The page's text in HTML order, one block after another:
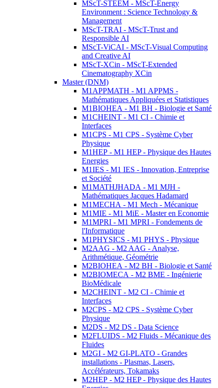
MScT-STEEM - MScT-Energy
Environment : Science Technology &
Management
MScT-TRAI - MScT-Trust and
Responsible AI
MScT-ViCAI - MScT-Visual Computing
and Creative AI
MScT-XCin - MScT-Extended
Cinematography XCin
Master (DNM)
M1APPMATH - M1 APPMS -
Mathématiques Appliquées et Statistiques
M1BIOHEA - M1 BH - Biologie et Santé
M1CHEINT - M1 CI - Chimie et
Interfaces
M1CPS - M1 CPS - Système Cyber
Physique
M1HEP - M1 HEP - Physique des Hautes
Energies
M1IES - M1 IES - Innovation, Entreprise
et Société
M1MATHJHADA - M1 MJH -
Mathématiques Jacques Hadamard
M1MECHA - M1 Mech - Mécanique
M1MIE - M1 MiE - Master en Economie
M1MPRI - M1 MPRI - Fondements de
l'Informatique
M1PHYSICS - M1 PHYS - Physique
M2AAG - M2 AAG - Analyse,
Arithmétique, Géométrie
M2BIOHEA - M2 BH - Biologie et Santé
M2BIOMECA - M2 BME - Ingénierie
BioMédicale
M2CHEINT - M2 CI - Chimie et
Interfaces
M2CPS - M2 CPS - Système Cyber
Physique
M2DS - M2 DS - Data Science
M2FLUIDS - M2 Fluids - Mécanique des
Fluides
M2GI - M2 GI-PLATO - Grandes
installations - Plasmas, Lasers,
Accélérateurs, Tokamaks
M2HEP - M2 HEP - Physique des Hautes